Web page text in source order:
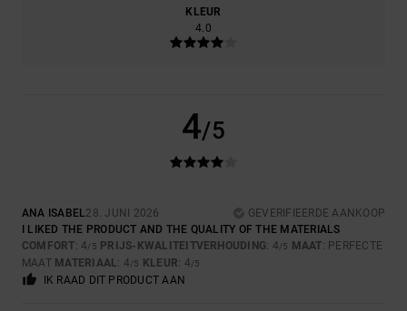
KLEUR
4.0
4/5
ANA ISABEL28. JUNI 2026
GEVERIFIEERDE AANKOOP
I LIKED THE PRODUCT AND THE QUALITY OF THE MATERIALS
COMFORT: 4/5 PRIJS-KWALITEITVERHOUDING: 4/5 MAAT: PERFECTE
MAAT MATERIAAL: 4/5 KLEUR: 4/5
IK RAAD DIT PRODUCT AAN